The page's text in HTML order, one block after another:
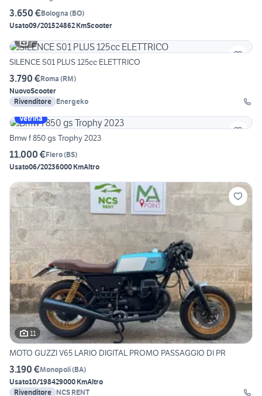
3.650 €Bologna (BO)
Usato09/201524862 KmScooter
7
SILENCE S01 PLUS 125cc ELETTRICO
3.790 €Roma (RM)
NuovoScooter
Rivenditore Energeko
Vetrina
Bmw f 850 gs Trophy 2023
11.000 €Flero(BS)
Usato06/20236000 KmAltro
11
MOTO GUZZI V65 LARIO DIGITAL PROMO PASSAGGIO DI PR
3.190 €Monopoli(BA)
Usato10/198429000 KmAltro
Rivenditore NCS RENT